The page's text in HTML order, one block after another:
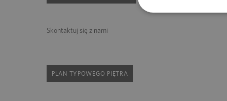
Skontaktuj się z nami
PLAN TYPOWEGO PIĘTRA